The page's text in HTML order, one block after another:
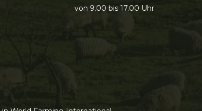
von 9.00 bis 17.00 Uhr